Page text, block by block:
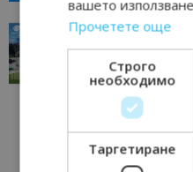
“Пощенска
Перник 17/
вашето
Прочетете още
Строго
необходимо
Таргетиране